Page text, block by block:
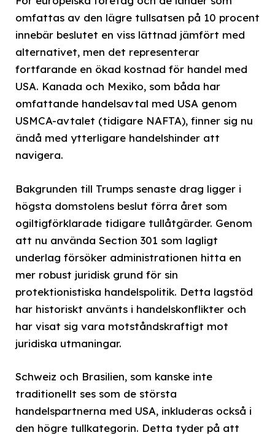
omfattas av den lägre tullsatsen på 10 procent
innebär beslutet en viss lättnad jämfört med
alternativet, men det representerar
fortfarande en ökad kostnad för handel med
USA. Kanada och Mexiko, som båda har
omfattande handelsavtal med USA genom
USMCA-avtalet (tidigare NAFTA), finner sig nu
ändå med ytterligare handelshinder att
navigera.
Bakgrunden till Trumps senaste drag ligger i
högsta domstolens beslut förra året som
ogiltigförklarade tidigare tullåtgärder. Genom
att nu använda Section 301 som lagligt
underlag försöker administrationen hitta en
mer robust juridisk grund för sin
protektionistiska handelspolitik. Detta lagstöd
har historiskt använts i handelskonflikter och
har visat sig vara motståndskraftigt mot
juridiska utmaningar.
Schweiz och Brasilien, som kanske inte
traditionellt ses som de största
handelspartnerna med USA, inkluderas också i
den högre tullkategorin. Detta tyder på att